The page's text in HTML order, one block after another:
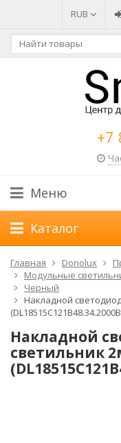
RUB
+7
Меню
Каталог
Главная Donolux
Модульные
Черный
Накладной
Накладной
светильник